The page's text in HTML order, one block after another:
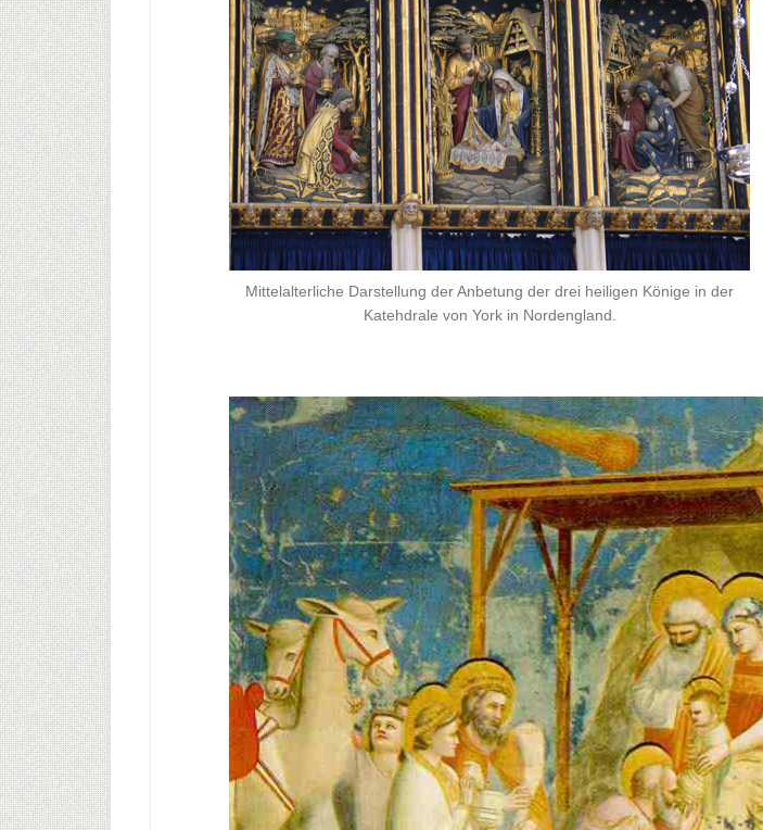
Mittelalterliche Darstellung der Anbetung der drei heiligen Könige in der
Katehdrale von York in Nordengland.